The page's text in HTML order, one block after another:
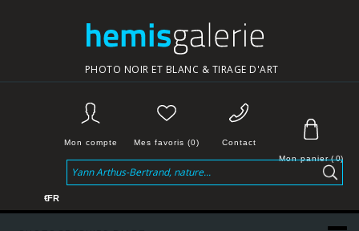
PHOTO NOIR ET BLANC & TIRAGE D'ART
Mon panier( 0)
Contact
Mes favoris (0)
Mon compte
€FR